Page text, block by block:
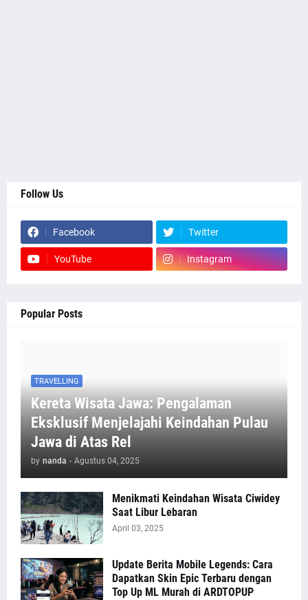
Follow Us
Facebook Twitter
YouTube Instagram
Popular Posts
TRAVELLING
Kereta Wisata Jawa: Pengalaman
Eksklusif Menjelajahi Keindahan Pulau
Jawa di Atas Rel
by nanda - Agustus 04, 2025
Menikmati Keindahan Wisata Ciwidey
Saat Libur Lebaran
April 03, 2025
Update Berita Mobile Legends: Cara
Dapatkan Skin Epic Terbaru dengan
Top Up ML Murah di ARDTOPUP